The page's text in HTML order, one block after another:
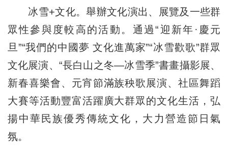
冰雪+文化。舉辦文化演出、展覽及一些群
眾性參與度較高的活動。通過“迎新年·慶元
旦”“我們的中國夢 文化進萬家”“冰雪歡歌”群眾
文化展演、“長白山之冬—冰雪季”書畫攝影展、
新春喜樂會、元宵節滿族秧歌展演、社區舞蹈
大賽等活動豐富活躍廣大群眾的文化生活，弘
揚中華民族優秀傳統文化，大力營造節日氣
氛。